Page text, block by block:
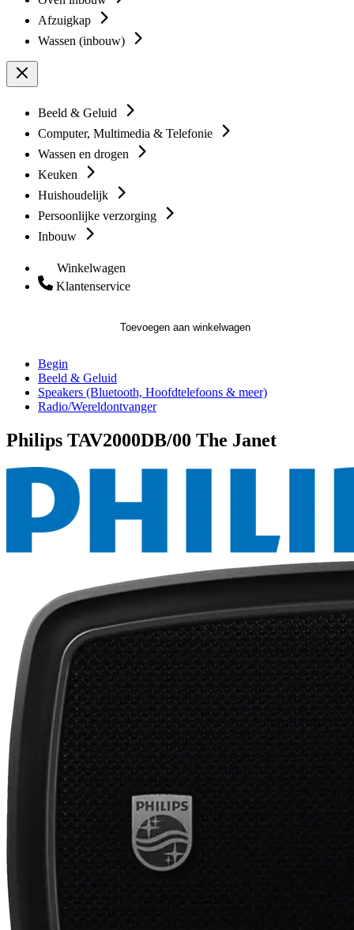
Afzuigkap
Wassen (inbouw)
Beeld & Geluid
Computer, Multimedia & Telefonie
Wassen en drogen
Keuken
Huishoudelijk
Persoonlijke verzorging
Inbouw
Winkelwagen
Klantenservice
Toevoegen aan winkelwagen
Begin
Beeld & Geluid
Speakers (Bluetooth, Hoofdtelefoons & meer)
Radio/Wereldontvanger
Philips TAV2000DB/00 The Janet